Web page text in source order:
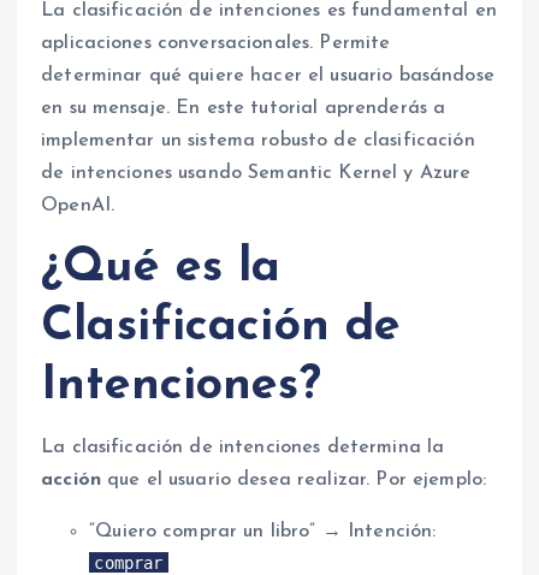
La clasificación de intenciones es fundamental en
aplicaciones conversacionales. Permite
determinar qué quiere hacer el usuario basándose
en su mensaje. En este tutorial aprenderás a
implementar un sistema robusto de clasificación
de intenciones usando Semantic Kernel y Azure
OpenAI.
¿Qué es la
Clasificación de
Intenciones?
La clasificación de intenciones determina la
acciónque el usuario desea realizar. Por ejemplo:
“Quiero comprar un libro” → Intención:
comprar